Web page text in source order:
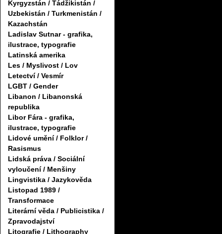
Kyrgyzstán / Tádžikistán /
Uzbekistán / Turkmenistán /
Kazachstán
Ladislav Sutnar - grafika,
ilustrace, typografie
Latinská amerika
Les / Myslivost / Lov
Letectví / Vesmír
LGBT / Gender
Libanon / Libanonská
republika
Libor Fára - grafika,
ilustrace, typografie
Lidové umění / Folklor /
Rasismus
Lidská práva / Sociální
vyloučení / Menšiny
Lingvistika / Jazykověda
Listopad 1989 /
Transformace
Literární věda / Publicistika /
Zpravodajství
Litografie / Lithography